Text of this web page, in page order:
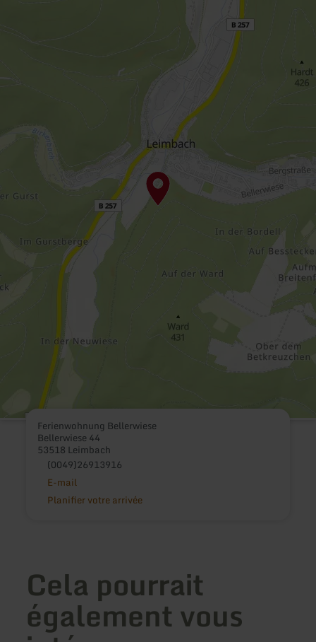
Ferienwohnung Bellerwiese
Bellerwiese 44
53518 Leimbach
(0049)26913916
E-mail
Planifier votre arrivée
Cela pourrait
également vous